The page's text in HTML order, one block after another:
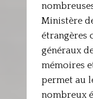
Ministère
étrangères
généraux
mémoires
permet au
nombreux